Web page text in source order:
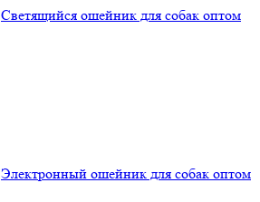
Светящийся ошейник для собак оптом
Электронный ошейник для собак оптом